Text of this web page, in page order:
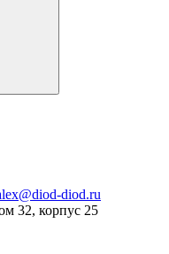
diod.ru
32, корпус 25